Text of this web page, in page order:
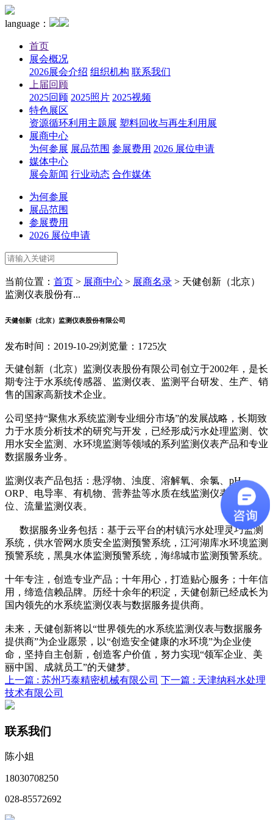
language：
首页
展会概况
2026展会介绍 组织机构 联系我们
上届回顾
2025回顾 2025照片 2025视频
特色展区
资源循环利用主题展 塑料回收与再生利用展
展商中心
为何参展 展品范围 参展费用 2026 展位申请
媒体中心
展会新闻 行业动态 合作媒体
为何参展
展品范围
参展费用
2026 展位申请
当前位置： 首页 > 展商中心 > 展商名录 > 天健创新（北京）
监测仪表股份有...
天健创新（北京）监测仪表股份有限公司
发布时间：2019-10-29浏览量：1725次
天健创新（北京）监测仪表股份有限公司创立于2002年，是长
期专注于水系统传感器、监测仪表、监测平台研发、生产、销
售的国家高新技术企业。
公司坚持“聚焦水系统监测专业细分市场”的发展战略，长期致
力于水质分析技术的研究与开发，已经形成污水处理监测、饮
用水安全监测、水环境监测等领域的系列监测仪表产品和专业
数据服务业务。
监测仪表产品包括：悬浮物、浊度、溶解氧、余氯、pH、
ORP、电导率、有机物、营养盐等水质在线监测仪表以及液
位、流量监测仪表。
数据服务业务包括：基于云平台的村镇污水处理灵巧监测
系统，供水管网水质安全监测预警系统，江河湖库水环境监测
预警系统，黑臭水体监测预警系统，海绵城市监测预警系统。
十年专注，创造专业产品；十年用心，打造贴心服务；十年信
用，缔造信赖品牌。历经十余年的积淀，天健创新已经成长为
国内领先的水系统监测仪表与数据服务提供商。
未来，天健创新将以“世界领先的水系统监测仪表与数据服务
提供商”为企业愿景，以“创造安全健康的水环境”为企业使
命，坚持自主创新，创造客户价值，努力实现“领军企业、美
丽中国、成就员工”的天健梦。
上一篇 : 苏州巧泰精密机械有限公司 下一篇 : 天津纳科水处理
技术有限公司
联系我们
陈小姐
18030708250
028-85572692